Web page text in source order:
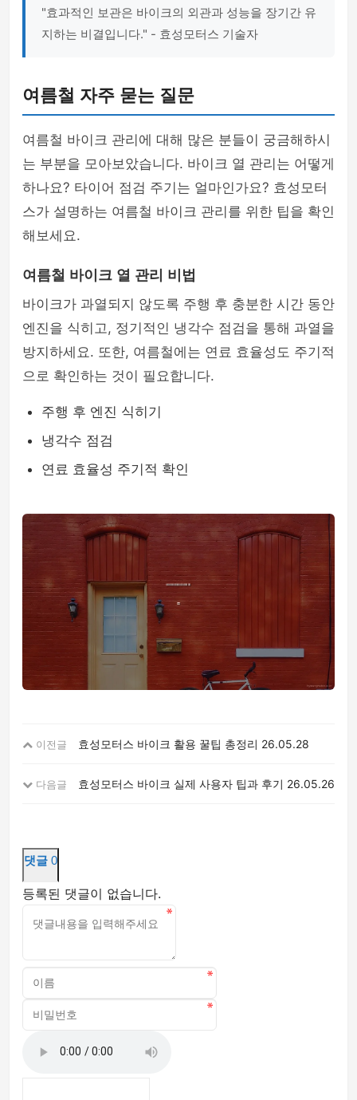
"효과적인 보관은 바이크의 외관과 성능을 장기간 유
지하는 비결입니다." - 효성모터스 기술자
여름철 자주 묻는 질문
여름철 바이크 관리에 대해 많은 분들이 궁금해하시
는 부분을 모아보았습니다. 바이크 열 관리는 어떻게
하나요? 타이어 점검 주기는 얼마인가요? 효성모터
스가 설명하는 여름철 바이크 관리를 위한 팁을 확인
해보세요.
여름철 바이크 열 관리 비법
바이크가 과열되지 않도록 주행 후 충분한 시간 동안
엔진을 식히고, 정기적인 냉각수 점검을 통해 과열을
방지하세요. 또한, 여름철에는 연료 효율성도 주기적
으로 확인하는 것이 필요합니다.
주행 후 엔진 식히기
냉각수 점검
연료 효율성 주기적 확인
이전글 효성모터스 바이크 활용 꿀팁 총정리 26.05.28
다음글 효성모터스 바이크 실제 사용자 팁과 후기 26.05.26
댓글 0
등록된 댓글이 없습니다.